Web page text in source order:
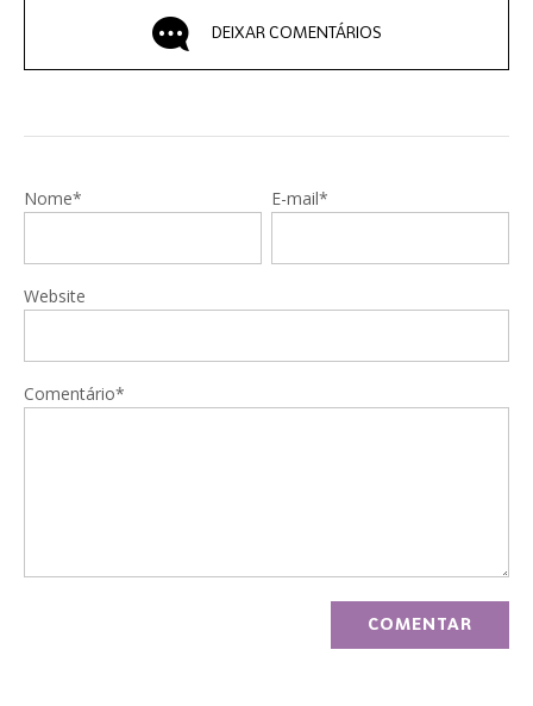
DEIXAR COMENTÁRIOS
Nome* E-mail*
Website
Comentário*